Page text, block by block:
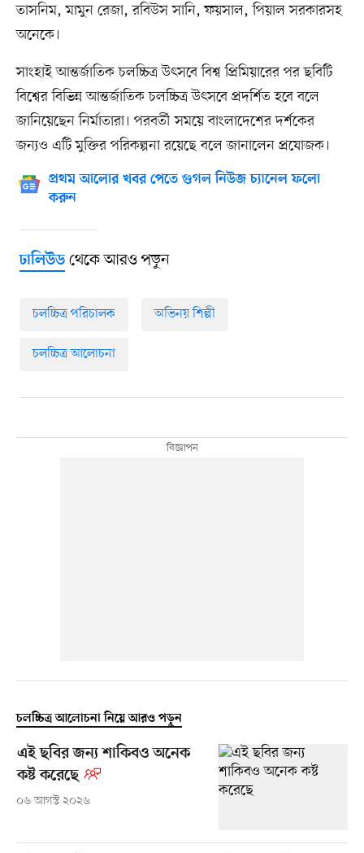
তাসনিম, মামুন রেজা, রবিউস সানি, ফয়সাল, পিয়াল সরকারসহ
অনেকে।
সাংহাই আন্তর্জাতিক চলচ্চিত্র উৎসবে বিশ্ব প্রিমিয়ারের পর ছবিটি
বিশ্বের বিভিন্ন আন্তর্জাতিক চলচ্চিত্র উৎসবে প্রদর্শিত হবে বলে
জানিয়েছেন নির্মাতারা। পরবর্তী সময়ে বাংলাদেশের দর্শকের
জন্যও এটি মুক্তির পরিকল্পনা রয়েছে বলে জানালেন প্রযোজক।
প্রথম আলোর খবর পেতে গুগল নিউজ চ্যানেল ফলো
করুন
ঢালিউডথেকে আরও পড়ুন
চলচ্চিত্র পরিচালক অভিনয় শিল্পী
চলচ্চিত্র আলোচনা
চলচ্চিত্র আলোচনা নিয়ে আরও পড়ুন
এই ছবির জন্য শাকিবও অনেক
কষ্ট করেছে
০৬ আগস্ট ২০২৬